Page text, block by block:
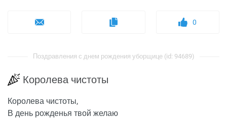
0
Поздравления с днем рождения уборщице (id: 94689)
Королева чистоты
Королева чистоты,
В день рожденья твой желаю